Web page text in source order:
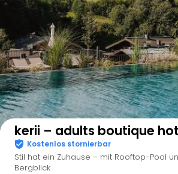
kerii – adults boutique
Kostenlos stornierbar
Stil hat ein Zuhause – mit Rooftop-Pool
Bergblick